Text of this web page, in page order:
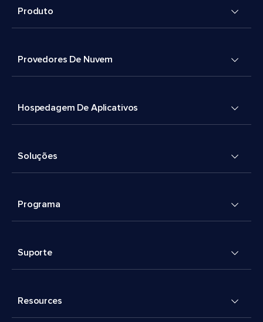
Produto
Provedores De Nuvem
Hospedagem De Aplicativos
Soluções
Programa
Suporte
Resources